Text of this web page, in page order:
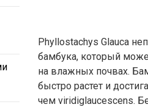
Phyllostachys Glauca
бамбука, который
на влажных почвах.
быстро растет и
чем viridiglaucescens.